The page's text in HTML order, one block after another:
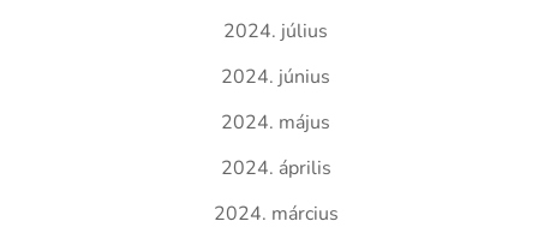
2024. július
2024. június
2024. május
2024. április
2024. március